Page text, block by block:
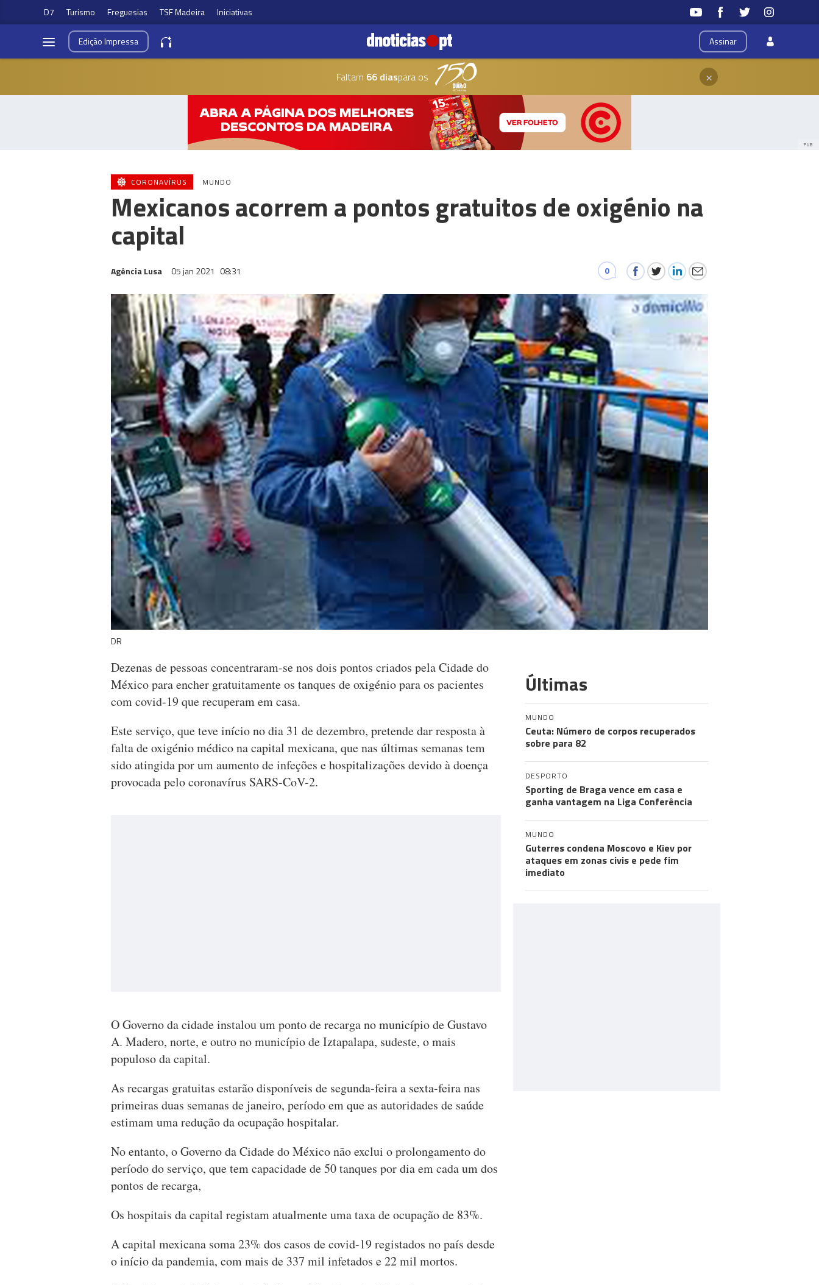
D7 Turismo Freguesias TSF Madeira Iniciativas
Assinar
EdiçãoImpressa
Faltam 66 diaspara os ×
PUB
CORONAVÍRUS MUNDO
Mexicanos acorrem a pontos gratuitos de oxigénio na
capital
Agência Lusa 05 jan 2021 08:31 0
DR
Dezenas de pessoas concentraram-se nos dois pontos criados pela Cidade do
México para encher gratuitamente os tanques de oxigénio para os pacientes
com covid-19 que recuperam em casa.
Este serviço, que teve início no dia 31 de dezembro, pretende dar resposta à
falta de oxigénio médico na capital mexicana, que nas últimas semanas tem
sido atingida por um aumento de infeções e hospitalizações devido à doença
provocada pelo coronavírus SARS-CoV-2.
O Governo da cidade instalou um ponto de recarga no município de Gustavo
A. Madero, norte, e outro no município de Iztapalapa, sudeste, o mais
populoso da capital.
As recargas gratuitas estarão disponíveis de segunda-feira a sexta-feira nas
primeiras duas semanas de janeiro, período em que as autoridades de saúde
estimam uma redução da ocupação hospitalar.
No entanto, o Governo da Cidade do México não exclui o prolongamento do
período do serviço, que tem capacidade de 50 tanques por dia em cada um dos
pontos de recarga,
Os hospitais da capital registam atualmente uma taxa de ocupação de 83%.
A capital mexicana soma 23% dos casos de covid-19 registados no país desde
o início da pandemia, com mais de 337 mil infetados e 22 mil mortos.
Últimas
MUNDO
Ceuta: Número de corpos recuperados
sobre para 82
DESPORTO
Sporting de Braga vence em casa e
ganha vantagem na Liga Conferência
MUNDO
Guterres condena Moscovo e Kiev por
ataques em zonas civis e pede fim
imediato